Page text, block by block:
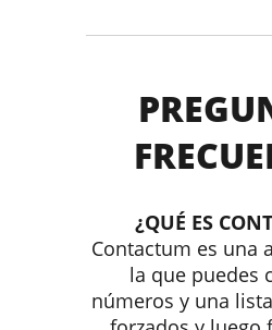
¿QUÉ ES
Contactum es una
la que puedes
números y una